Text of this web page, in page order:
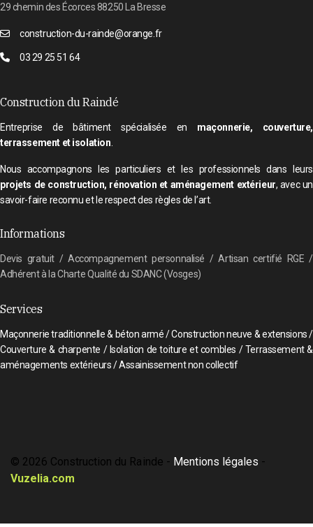
29 chemin des Écorces 88250 La Bresse
construction-du-rainde@orange.fr
03 29 25 51 64
Construction du Raindé
Entreprise de bâtiment spécialisée en maçonnerie, couverture,
terrassement et isolation
Nous accompagnons les particuliers et les professionnels dans leurs
projets de construction, rénovation et aménagement extérieur, avec un
savoir-faire reconnu et le respect des règles de l’art.
Informations
Devis gratuit / Accompagnement personnalisé / Artisan certifié RGE /
Adhérent à la Charte Qualité du SDANC (Vosges)
Services
Maçonnerie traditionnelle & béton armé / Construction neuve & extensions /
Couverture & charpente / Isolation de toiture et combles / Terrassement &
aménagements extérieurs / Assainissement non collectif
© 2026 Construction du Rainde - Mentions légales -
Vuzelia.com